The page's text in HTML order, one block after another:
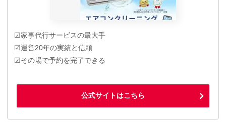
☑家事代行サービスの最大手
☑運営20年の実績と信頼
☑その場で予約を完了できる
公式サイトはこちら